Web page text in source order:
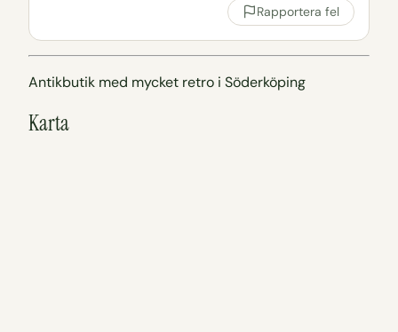
Rapportera fel
Antikbutik med mycket retro i Söderköping
Karta